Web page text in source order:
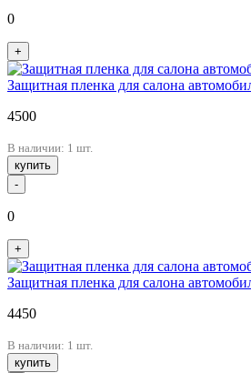
0
+
Защитная пленка для салона
4500
В наличии: 1 шт.
купить
-
0
+
Защитная пленка для салона
4450
В наличии: 1 шт.
купить